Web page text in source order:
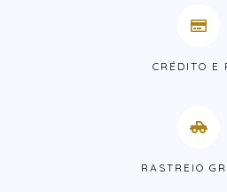
CRÉDITO E
RASTREIO